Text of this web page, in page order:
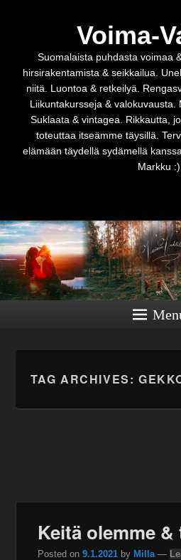
Voima-
Suomalaista puhdasta voimaa
hirsirakentamista & seikkailua.
niitä. Luontoa & retkeilyä.
Liikuntakursseja & valokuvausta.
Suklaata & vintagea. Rikkautta,
toteuttaa itseämme täysillä.
elämään täydellä sydämellä
Markku :)
TAG ARCHIVES:
Keitä olemme
Posted on9.1.2021 by Milla —